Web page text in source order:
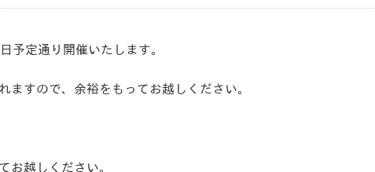
予定通り開催いたします。
ますので、余裕をもってお越しください。
お越しください。